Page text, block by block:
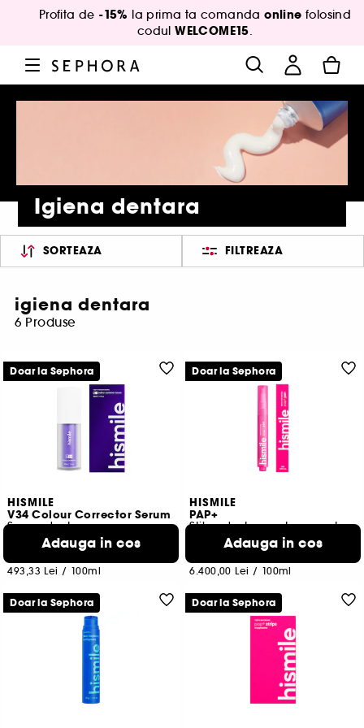
Profita de -15% la prima ta comandaonline folosind
codulWELCOME15.
Igiena dentara
SORTEAZA FILTREAZA
igiena dentara
6 Produse
HISMILE
V34 Colour Corrector Serum
Serum dentar
2903
493,33 Lei / 100ml
Adauga in cos
Doar la Sephora
HISMILE
PAP+
Stilou dentar pentru corectarea culorii
109
6.400,00 Lei / 100ml
Adauga in cos
Doar la Sephora
Doar la Sephora Doar la Sephora